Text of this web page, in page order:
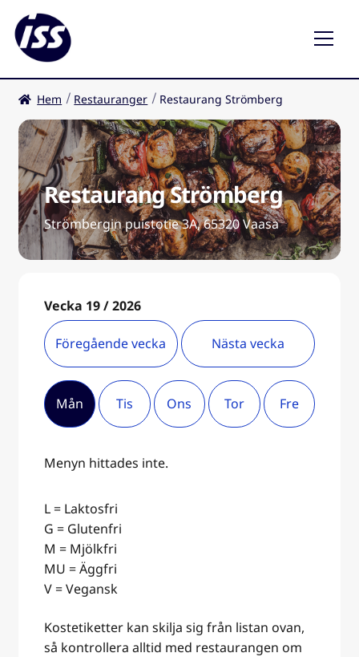
Restaurang
Cafeer
SV
Hem Restauranger Restaurang Strömberg
Restaurang Strömberg
Strömbergin puistotie 3A, 65320 Vaasa
Vecka 19 / 2026
Föregående vecka
Mån Tis Ons Tor Fre
Nästa vecka
Menyn hittades inte.
L = Laktosfri
G = Glutenfri
M = Mjölkfri
MU = Äggfri
V = Vegansk
Kostetiketter kan skilja sig från listan ovan,
så kontrollera alltid med restaurangen om